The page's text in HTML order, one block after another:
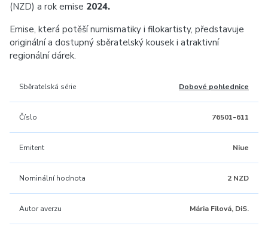
(NZD) a rok emise 2024.
Emise, která potěší numismatiky i filokartisty, představuje
originální a dostupný sběratelský kousek i atraktivní
regionální dárek.
Sběratelská série Dobové pohlednice
Číslo 76501-611
Emitent Niue
Nominální hodnota 2 NZD
Autor averzu Mária Filová, DiS.